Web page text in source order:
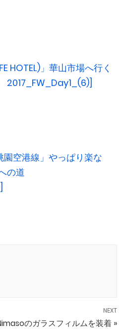
HOTEL)」華山市場へ行く
2017_FW_Day1_(6)]
園空港線」やっぱり楽な
の道
NEXT
のガラスフィルムを装着 »